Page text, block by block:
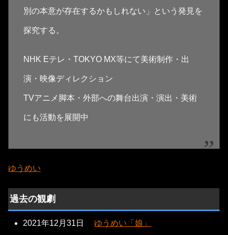
別の本意が存在するかもしれない」という発見を
探究する。
NHK Eテレ・TOKYO MX等にて美術制作・出
演・映像ディレクション
TVアニメ脚本・外部への舞台出演・演出・美術
にも活動を展開中
ゆうめい
過去の観劇
2021年12月31日 ゆうめい「娘」